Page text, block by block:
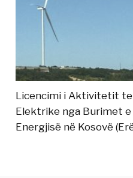
Licencimi i Aktivitetit
Elektrike nga Burimet
Energjisë në Kosovë